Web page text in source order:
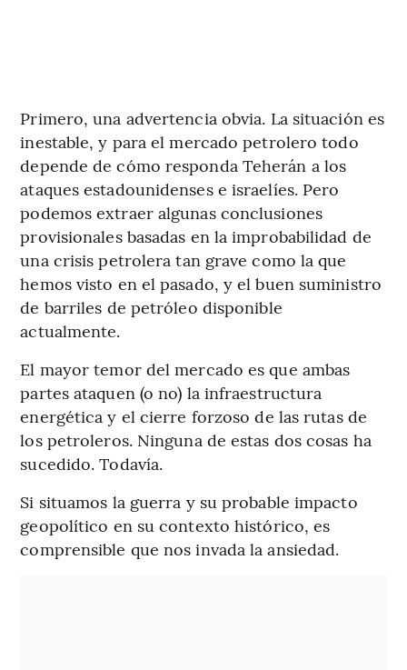
Primero, una advertencia obvia. La situación es
inestable, y para el mercado petrolero todo
depende de cómo responda Teherán a los
ataques estadounidenses e israelíes. Pero
podemos extraer algunas conclusiones
provisionales basadas en la improbabilidad de
una crisis petrolera tan grave como la que
hemos visto en el pasado, y el buen suministro
de barriles de petróleo disponible
actualmente.
El mayor temor del mercado es que ambas
partes ataquen (o no) la infraestructura
energética y el cierre forzoso de las rutas de
los petroleros. Ninguna de estas dos cosas ha
sucedido. Todavía.
Si situamos la guerra y su probable impacto
geopolítico en su contexto histórico, es
comprensible que nos invada la ansiedad.